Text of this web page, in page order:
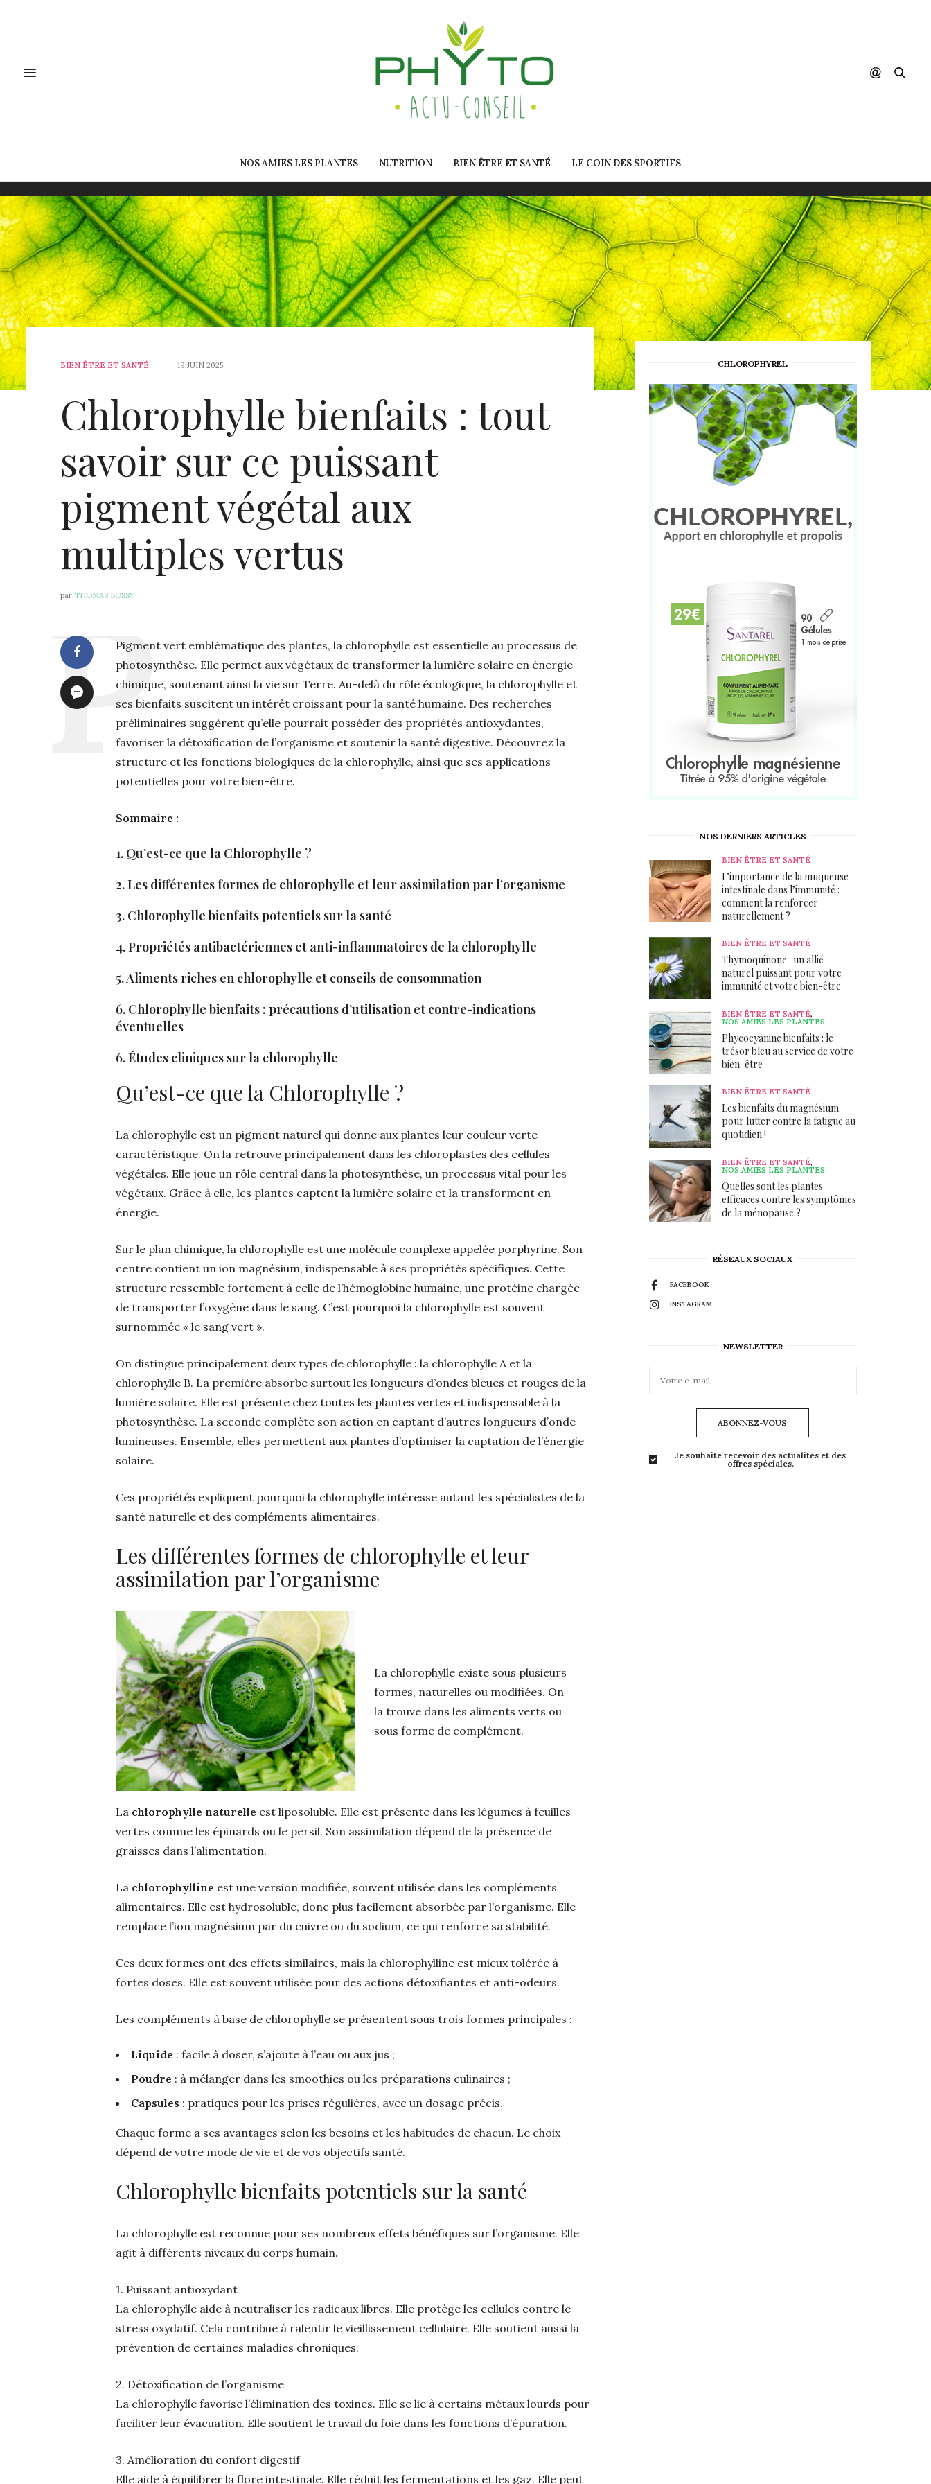
NOS AMIES LES PLANTES NUTRITION BIEN ÊTRE ET SANTÉ LE COIN DES SPORTIFS
BIEN ÊTRE ET SANTÉ 19 JUIN 2025
Chlorophylle bienfaits : tout
savoir sur ce puissant
pigment végétal aux
multiples vertus
par THOMAS BOSSY
Pigment vert emblématique des plantes, la chlorophylle est essentielle au processus de
photosynthèse. Elle permet aux végétaux de transformer la lumière solaire en énergie
chimique, soutenant ainsi la vie sur Terre. Au-delà du rôle écologique, la chlorophylle et
ses bienfaits suscitent un intérêt croissant pour la santé humaine. Des recherches
préliminaires suggèrent qu’elle pourrait posséder des propriétés antioxydantes,
favoriser la détoxification de l’organisme et soutenir la santé digestive. Découvrez la
structure et les fonctions biologiques de la chlorophylle, ainsi que ses applications
potentielles pour votre bien-être.​
Sommaire :
1. Qu’est-ce que la Chlorophylle ?
2. Les différentes formes de chlorophylle et leur assimilation par l’organisme
3. Chlorophylle bienfaits potentiels sur la santé
4. Propriétés antibactériennes et anti-inflammatoires de la chlorophylle
5. Aliments riches en chlorophylle et conseils de consommation
6. Chlorophylle bienfaits : précautions d’utilisation et contre-indications
éventuelles
6. Études cliniques sur la chlorophylle
Qu’est-ce que la Chlorophylle ?
La chlorophylle est un pigment naturel qui donne aux plantes leur couleur verte
caractéristique. On la retrouve principalement dans les chloroplastes des cellules
végétales. Elle joue un rôle central dans la photosynthèse, un processus vital pour les
végétaux. Grâce à elle, les plantes captent la lumière solaire et la transforment en
énergie.
Sur le plan chimique, la chlorophylle est une molécule complexe appelée porphyrine. Son
centre contient un ion magnésium, indispensable à ses propriétés spécifiques. Cette
structure ressemble fortement à celle de l’hémoglobine humaine, une protéine chargée
de transporter l’oxygène dans le sang. C’est pourquoi la chlorophylle est souvent
surnommée « le sang vert ».
On distingue principalement deux types de chlorophylle : la chlorophylle A et la
chlorophylle B. La première absorbe surtout les longueurs d’ondes bleues et rouges de la
lumière solaire. Elle est présente chez toutes les plantes vertes et indispensable à la
photosynthèse. La seconde complète son action en captant d’autres longueurs d’onde
lumineuses. Ensemble, elles permettent aux plantes d’optimiser la captation de l’énergie
solaire.
Ces propriétés expliquent pourquoi la chlorophylle intéresse autant les spécialistes de la
santé naturelle et des compléments alimentaires.
Les différentes formes de chlorophylle et leur
assimilation par l’organisme
La chlorophylle existe sous plusieurs
formes, naturelles ou modifiées. On
la trouve dans les aliments verts ou
sous forme de complément.
La chlorophylle naturelle est liposoluble. Elle est présente dans les légumes à feuilles
vertes comme les épinards ou le persil. Son assimilation dépend de la présence de
graisses dans l’alimentation.
La chlorophylline est une version modifiée, souvent utilisée dans les compléments
alimentaires. Elle est hydrosoluble, donc plus facilement absorbée par l’organisme. Elle
remplace l’ion magnésium par du cuivre ou du sodium, ce qui renforce sa stabilité.
Ces deux formes ont des effets similaires, mais la chlorophylline est mieux tolérée à
fortes doses. Elle est souvent utilisée pour des actions détoxifiantes et anti-odeurs.
Les compléments à base de chlorophylle se présentent sous trois formes principales :
Liquide : facile à doser, s’ajoute à l’eau ou aux jus ;
Poudre : à mélanger dans les smoothies ou les préparations culinaires ;
Capsules : pratiques pour les prises régulières, avec un dosage précis.
Chaque forme a ses avantages selon les besoins et les habitudes de chacun. Le choix
dépend de votre mode de vie et de vos objectifs santé.
Chlorophylle bienfaits potentiels sur la santé
La chlorophylle est reconnue pour ses nombreux effets bénéfiques sur l’organisme. Elle
agit à différents niveaux du corps humain.
1. Puissant antioxydant
La chlorophylle aide à neutraliser les radicaux libres. Elle protège les cellules contre le
stress oxydatif. Cela contribue à ralentir le vieillissement cellulaire. Elle soutient aussi la
prévention de certaines maladies chroniques.
2. Détoxification de l’organisme
La chlorophylle favorise l’élimination des toxines. Elle se lie à certains métaux lourds pour
faciliter leur évacuation. Elle soutient le travail du foie dans les fonctions d’épuration.
3. Amélioration du confort digestif
Elle aide à équilibrer la flore intestinale. Elle réduit les fermentations et les gaz. Elle peut
CHLOROPHYREL
NOS DERNIERS ARTICLES
BIEN ÊTRE ET SANTÉ
L’importance de la muqueuse
intestinale dans l’immunité :
comment la renforcer
naturellement ?
BIEN ÊTRE ET SANTÉ
Thymoquinone : un allié
naturel puissant pour votre
immunité et votre bien-être
BIEN ÊTRE ET SANTÉ,
NOS AMIES LES PLANTES
Phycocyanine bienfaits : le
trésor bleu au service de votre
bien-être
BIEN ÊTRE ET SANTÉ
Les bienfaits du magnésium
pour lutter contre la fatigue au
quotidien !
BIEN ÊTRE ET SANTÉ,
NOS AMIES LES PLANTES
Quelles sont les plantes
efficaces contre les symptômes
de la ménopause ?
RÉSEAUX SOCIAUX
FACEBOOK
INSTAGRAM
NEWSLETTER
ABONNEZ-VOUS
Je souhaite recevoir des actualités et des
offres spéciales.